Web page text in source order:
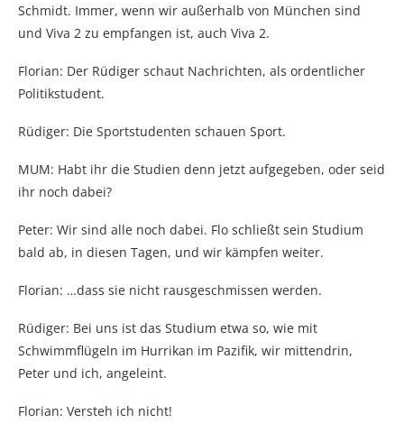
Schmidt. Immer, wenn wir außerhalb von München sind
und Viva 2 zu empfangen ist, auch Viva 2.
Florian: Der Rüdiger schaut Nachrichten, als ordentlicher
Politikstudent.
Rüdiger: Die Sportstudenten schauen Sport.
MUM: Habt ihr die Studien denn jetzt aufgegeben, oder seid
ihr noch dabei?
Peter: Wir sind alle noch dabei. Flo schließt sein Studium
bald ab, in diesen Tagen, und wir kämpfen weiter.
Florian: …dass sie nicht rausgeschmissen werden.
Rüdiger: Bei uns ist das Studium etwa so, wie mit
Schwimmflügeln im Hurrikan im Pazifik, wir mittendrin,
Peter und ich, angeleint.
Florian: Versteh ich nicht!